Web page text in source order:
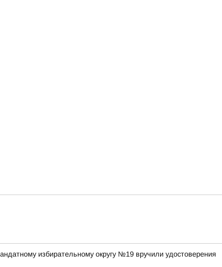
избирательному округу №19 вручили удостоверения